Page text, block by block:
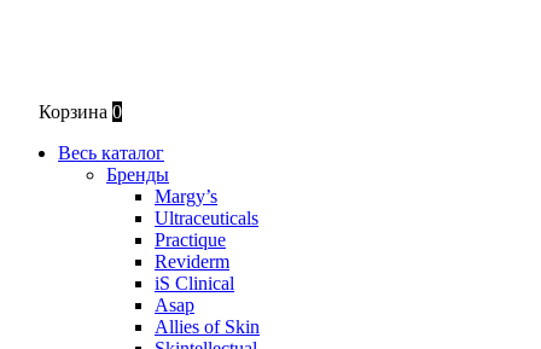
Корзина 0
Весь каталог
Бренды
Margy’s
Ultraceuticals
Practique
Reviderm
iS Clinical
Asap
Allies of Skin